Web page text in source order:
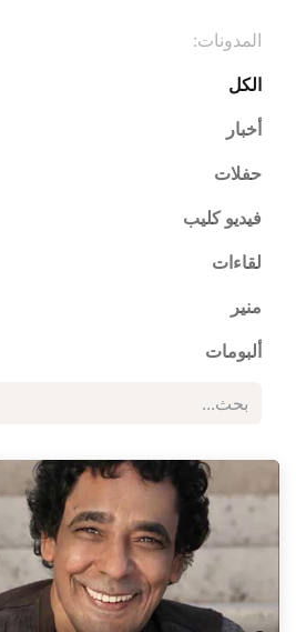
المدونات:
الكل
أخبار
حفلات
فيديو كليب
لقاءات
منير
ألبومات